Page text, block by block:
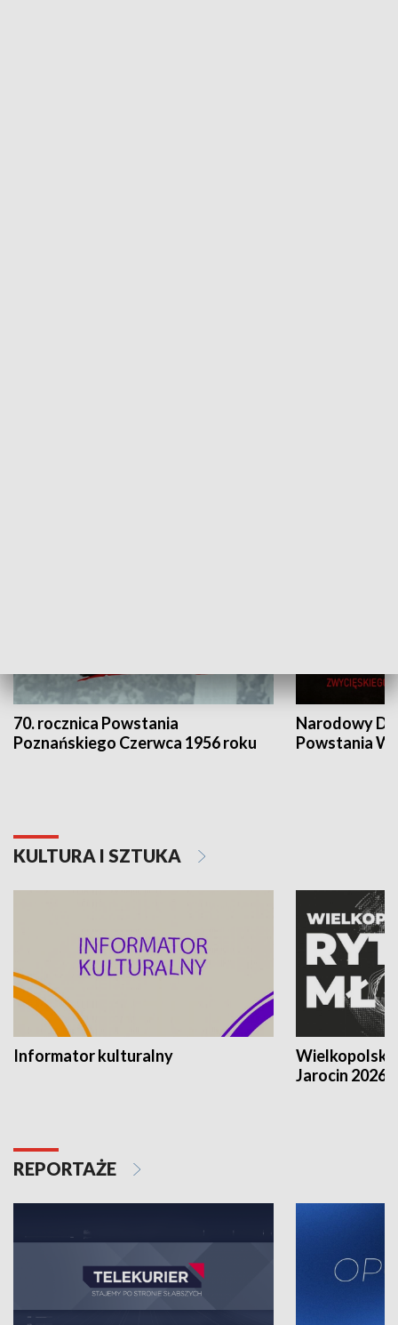
70. rocznica Powstania
Poznańskiego Czerwca 1956 roku
Narodowy
Powstania
KULTURA I SZTUKA
Informator kulturalny
Jarocin 2026
REPORTAŻE